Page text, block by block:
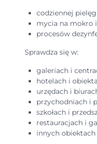
codziennej
mycia na mokro
procesów
Sprawdza się w:
galeriach i
hotelach i
urzędach i
przychodniach i
szkołach i
restauracjach i
innych